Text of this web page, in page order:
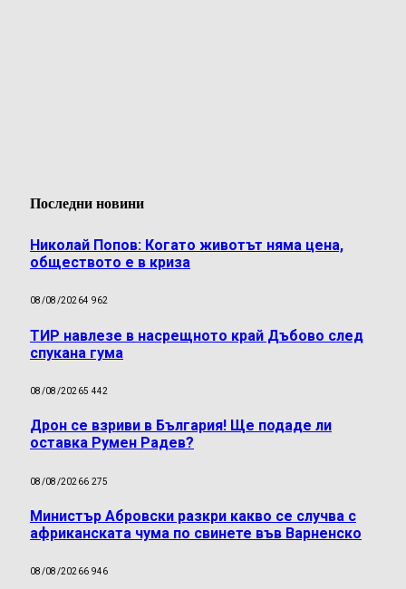
Последни новини
Николай Попов: Когато животът няма цена,
обществото е в криза
08/08/20264 962
ТИР навлезе в насрещното край Дъбово след
спукана гума
08/08/20265 442
Дрон се взриви в България! Ще подаде ли
оставка Румен Радев?
08/08/20266 275
Министър Абровски разкри какво се случва с
африканската чума по свинете във Варненско
08/08/20266 946